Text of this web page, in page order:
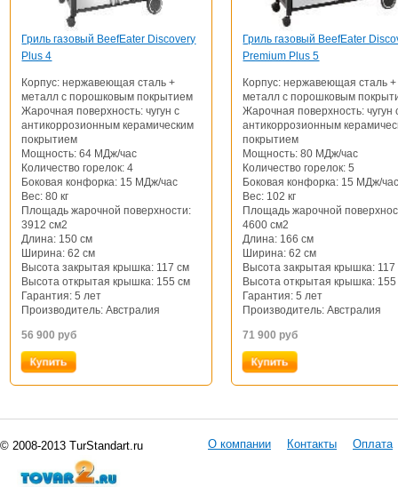
Гриль газовый BeefEater Discovery
Plus 4
Корпус: нержавеющая сталь +
металл с порошковым покрытием
Жарочная поверхность: чугун с
антикоррозионным керамическим
покрытием
Мощность: 64 МДж/час
Количество горелок: 4
Боковая конфорка: 15 МДж/час
Вес: 80 кг
Площадь жарочной поверхности:
3912 см2
Длина: 150 см
Ширина: 62 см
Высота закрытая крышка: 117 см
Высота открытая крышка: 155 см
Гарантия: 5 лет
Производитель: Австралия
56 900 руб
Гриль газовый BeefEater
Premium Plus 5
Корпус: нержавеющая сталь +
металл с порошковым
Жарочная поверхность: чугун
антикоррозионным
покрытием
Мощность: 80 МДж/час
Количество горелок: 5
Боковая конфорка: 15 МДж/
Вес: 102 кг
Площадь жарочной
4600 см2
Длина: 166 см
Ширина: 62 см
Высота закрытая крышка: 117
Высота открытая крышка:
Гарантия: 5 лет
Производитель: Австралия
71 900 руб
© 2008-2013 TurStandart.ru О компании Контакты Оплата